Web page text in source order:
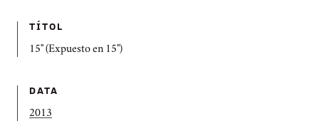
TÍTOL
15" (Expuesto en 15")
DATA
2013